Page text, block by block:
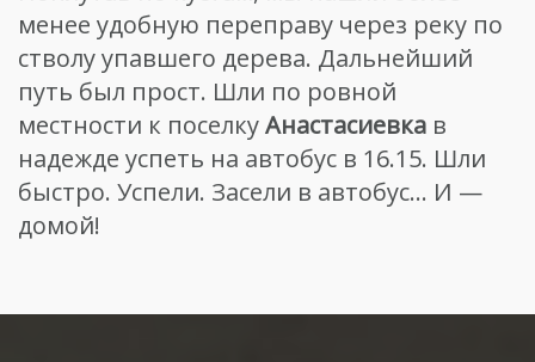
менее удобную переправу через реку по
стволу упавшего дерева. Дальнейший
путь был прост. Шли по ровной
местности к поселкуАнастасиевка в
надежде успеть на автобус в 16.15. Шли
быстро. Успели. Засели в автобус… И —
домой!
Навигация